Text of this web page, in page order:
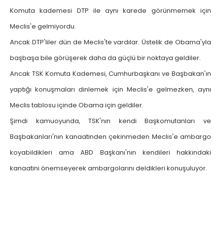
Komuta kademesi DTP ile aynı karede görünmemek için
Meclis'e gelmiyordu.
Ancak DTP'liler dün de Meclis'te vardılar. Üstelik de Obama'yla
başbaşa bile görüşerek daha da güçlü bir noktaya geldiler.
Ancak TSK Komuta Kademesi, Cumhurbaşkanı ve Başbakan'ın
yaptığı konuşmaları dinlemek için Meclis'e gelmezken, aynı
Meclis tablosu içinde Obama için geldiler.
Şimdi kamuoyunda, TSK'nın kendi Başkomutanları ve
Başbakanları'nın kanaatinden çekinmeden Meclis'e ambargo
koyabildikleri ama ABD Başkanı'nın kendileri hakkındaki
kanaatini önemseyerek ambargolarını deldikleri konuşuluyor.